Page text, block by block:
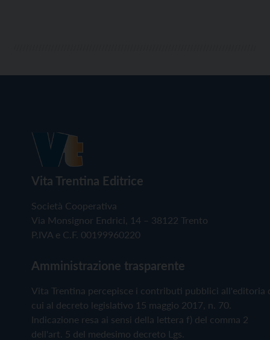
Vita Trentina Editrice
Società Cooperativa
Via Monsignor Endrici, 14 – 38122 Trento
P.IVA e C.F. 00199960220
Amministrazione trasparente
Vita Trentina percepisce i contributi pubblici all'editoria
cui al decreto legislativo 15 maggio 2017, n. 70.
Indicazione resa ai sensi della lettera f) del comma 2
dell'art. 5 del medesimo decreto Lgs.